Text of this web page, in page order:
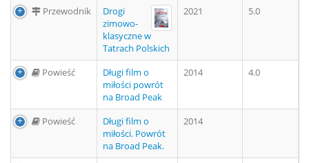
Przewodnik
Drogi
zimowo-
klasyczne w
Tatrach Polskich
2021 5.0
Powieść
Długi film o
miłości powrót
na Broad Peak
2014 4.0
Powieść
Długi film o
miłości. Powrót
na Broad Peak.
2014